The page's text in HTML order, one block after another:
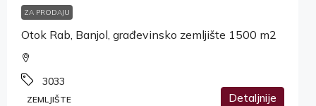
ZA PRODAJU
Otok Rab, Banjol, građevinsko zemljište 1500 m2
3033
ZEMLJIŠTE Detaljnije